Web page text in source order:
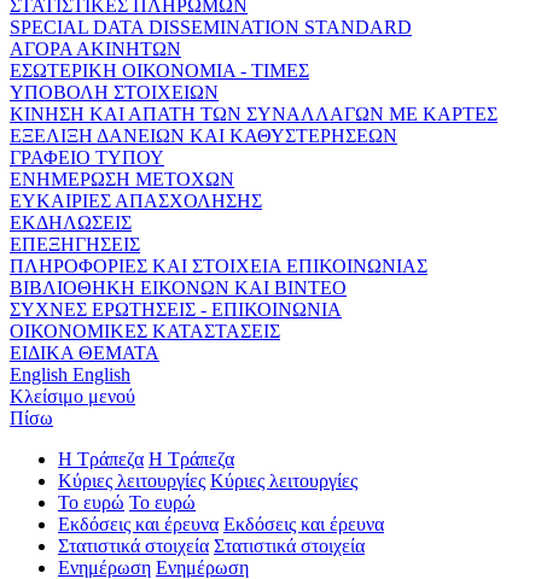
ΣΤΑΤΙΣΤΙΚΕΣ ΠΛΗΡΩΜΩΝ
SPECIAL DATA DISSEMINATION STANDARD
ΑΓΟΡΑ ΑΚΙΝΗΤΩΝ
ΕΣΩΤΕΡΙΚΗ ΟΙΚΟΝΟΜΙΑ - ΤΙΜΕΣ
ΥΠΟΒΟΛΗ ΣΤΟΙΧΕΙΩΝ
ΚΙΝΗΣΗ ΚΑΙ ΑΠΑΤΗ ΤΩΝ ΣΥΝΑΛΛΑΓΩΝ ΜΕ ΚΑΡΤΕΣ
ΕΞΕΛΙΞΗ ΔΑΝΕΙΩΝ ΚΑΙ ΚΑΘΥΣΤΕΡΗΣΕΩΝ
ΓΡΑΦΕΙΟ ΤΥΠΟΥ
ΕΝΗΜΕΡΩΣΗ ΜΕΤΟΧΩΝ
ΕΥΚΑΙΡΙΕΣ ΑΠΑΣΧΟΛΗΣΗΣ
ΕΚΔΗΛΩΣΕΙΣ
ΕΠΕΞΗΓΗΣΕΙΣ
ΠΛΗΡΟΦΟΡΙΕΣ ΚΑΙ ΣΤΟΙΧΕΙΑ ΕΠΙΚΟΙΝΩΝΙΑΣ
ΒΙΒΛΙΟΘΗΚΗ ΕΙΚΟΝΩΝ ΚΑΙ ΒΙΝΤΕΟ
ΣΥΧΝΕΣ ΕΡΩΤΗΣΕΙΣ - ΕΠΙΚΟΙΝΩΝΙΑ
ΟΙΚΟΝΟΜΙΚΕΣ ΚΑΤΑΣΤΑΣΕΙΣ
ΕΙΔΙΚΑ ΘΕΜΑΤΑ
English English
Κλείσιμο μενού
Πίσω
Η Τράπεζα Η Τράπεζα
Κύριες λειτουργίες Κύριες λειτουργίες
Το ευρώ Το ευρώ
Εκδόσεις και έρευνα Εκδόσεις και έρευνα
Στατιστικά στοιχεία Στατιστικά στοιχεία
Ενημέρωση Ενημέρωση